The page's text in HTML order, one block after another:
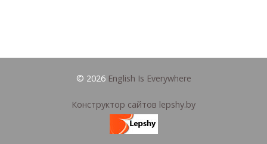
© 2026 English Is Everywhere
Конструктор сайтов lepshy.by